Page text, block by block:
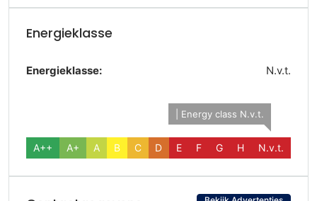
Energieklasse
Energieklasse: N.v.t.
A++ A+ A B C D E F G H
| Energy class N.v.t.
N.v.t.